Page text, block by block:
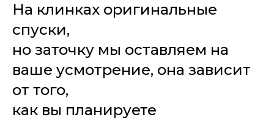
На клинках оригинальные
спуски,
но заточку мы оставляем на
ваше усмотрение, она зависит
от того,
как вы планируете